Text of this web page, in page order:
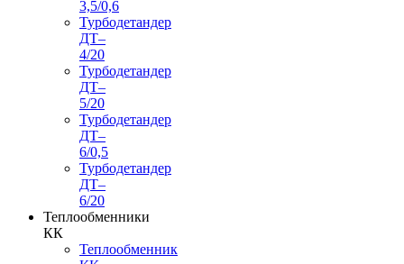
3,5/0,6
Турбодетандер
ДТ–
4/20
Турбодетандер
ДТ–
5/20
Турбодетандер
ДТ–
6/0,5
Турбодетандер
ДТ–
6/20
Теплообменники
КК
Теплообменник